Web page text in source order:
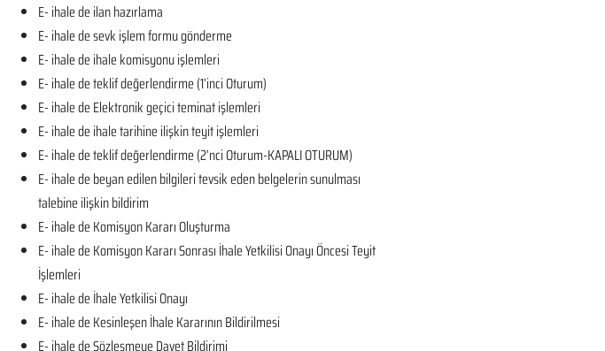
E- ihale de ilan hazırlama
E- ihale de sevk işlem formu gönderme
E- ihale de ihale komisyonu işlemleri
E- ihale de teklif değerlendirme (1’inci Oturum)
E- ihale de Elektronik geçici teminat işlemleri
E- ihale de ihale tarihine ilişkin teyit işlemleri
E- ihale de teklif değerlendirme (2’nci Oturum-KAPALI OTURUM)
E- ihale de beyan edilen bilgileri tevsik eden belgelerin sunulması
talebine ilişkin bildirim
E- ihale de Komisyon Kararı Oluşturma
E- ihale de Komisyon Kararı Sonrası İhale Yetkilisi Onayı Öncesi Teyit
İşlemleri
E- ihale de İhale Yetkilisi Onayı
E- ihale de Kesinleşen İhale Kararının Bildirilmesi
E- ihale de Sözleşmeye Davet Bildirimi